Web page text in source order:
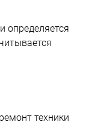
определяется
техники